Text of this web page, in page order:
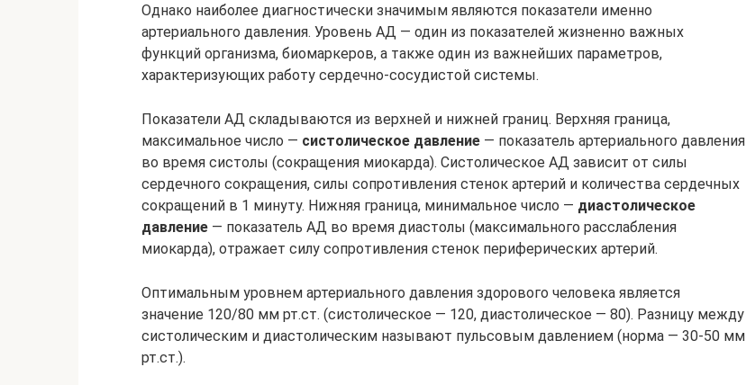
Однако наиболее диагностически значимым являются показатели именно
артериального давления. Уровень АД — один из показателей жизненно важных
функций организма, биомаркеров, а также один из важнейших параметров,
характеризующих работу сердечно-сосудистой системы.
Показатели АД складываются из верхней и нижней границ. Верхняя граница,
максимальное число — систолическое давление — показатель артериального давления
во время систолы (сокращения миокарда). Систолическое АД зависит от силы
сердечного сокращения, силы сопротивления стенок артерий и количества сердечных
сокращений в 1 минуту. Нижняя граница, минимальное число — диастолическое
давление — показатель АД во время диастолы (максимального расслабления
миокарда), отражает силу сопротивления стенок периферических артерий.
Оптимальным уровнем артериального давления здорового человека является
значение 120/80 мм рт.ст. (систолическое — 120, диастолическое — 80). Разницу между
систолическим и диастолическим называют пульсовым давлением (норма — 30-50 мм
рт.ст.).